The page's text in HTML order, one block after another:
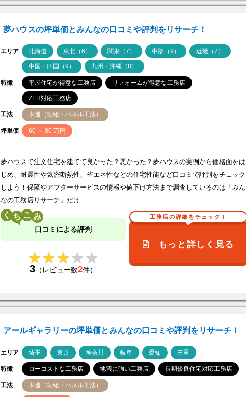
夢ハウスの坪単価とみんなの口コミや評判をリサーチ！
エリア 北海道 東北（6） 関東（7） 中部（9） 近畿（7）
中国・四国（9） 九州・沖縄（8）
特徴 平屋住宅が得意な工務店 リフォームが得意な工務店
ZEH対応工務店
工法 木造（軸組・パネル工法）
坪単価 60 ～ 80 万円
夢ハウスで注文住宅を建てて良かった？悪かった？夢ハウスの実例から価格面をは
じめ、耐震性や気密断熱性、省エネ性などの住宅性能など口コミで評判をチェック
しよう！保障やアフターサービスの情報や値下げ方法まで調査しているのは「みん
なの工務店リサーチ」だけ…
く こ
口コミによる評判
★★★★★
★★★★★
3 （レビュー数2件）
工務店の詳細をチェック！
もっと詳しく見る
アールギャラリーの坪単価とみんなの口コミや評判をリサーチ！
エリア 埼玉 東京 神奈川 岐阜 愛知 三重
特徴 ローコストな工務店 地震に強い工務店 長期優良住宅対応工務店
工法 木造（軸組・パネル工法）